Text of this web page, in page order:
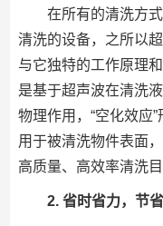
在所有的清洗方
清洗的设备，之所以
与它独特的工作原理
是基于超声波在清洗
物理作用，“空化效应
用于被清洗物件表面
高质量、高效率清洗目
2. 省时省力，节